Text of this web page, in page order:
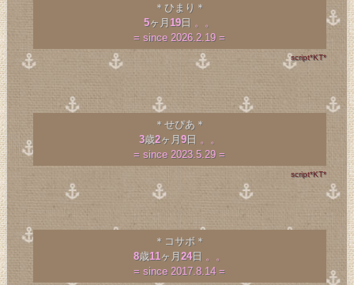
＊ひまり＊
5ヶ月 19日 。。
= since 2026.2.19 =
script*KT*
＊せぴあ＊
3歳2ヶ月9日 。。
= since 2023.5.29 =
script*KT*
＊コサボ＊
8歳11ヶ月24日 。。
= since 2017.8.14 =